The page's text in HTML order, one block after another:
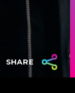
SHARE